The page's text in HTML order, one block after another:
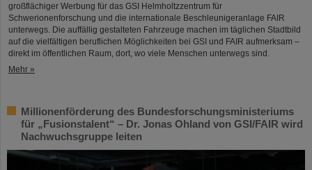
großflächiger Werbung für das GSI Helmholtzzentrum für
Schwerionenforschung und die internationale Beschleunigeranlage FAIR
unterwegs. Die auffällig gestalteten Fahrzeuge machen im täglichen Stadtbild
auf die vielfältigen beruflichen Möglichkeiten bei GSI und FAIR aufmerksam –
direkt im öffentlichen Raum, dort, wo viele Menschen unterwegs sind.
Mehr »
Millionenförderung des Bundesforschungsministeriums
für „Fusionstalent“ – Dr. Jonas Ohland von GSI/FAIR wird
Nachwuchsgruppe leiten